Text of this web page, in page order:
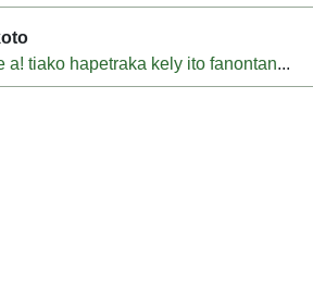
a! tiako hapetraka kely ito fanontan...